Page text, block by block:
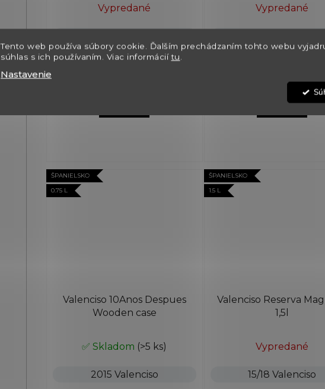
Tento web používa súbory cookie. Ďalším prechádzaním tohto webu
súhlas s ich používaním. Viac informácií tu.
Nastavenie
Vypredané Vypredané
DETAIL
ŠPANIELSKO
0.75 L
Valenciso 10Anos Despues
Wooden case
✅ Skladom (>5 ks)
2015 Valenciso
ŠPANIELSKO
1.5 L
Valenciso Reserva
1,5l
Vypredané
15/18 Valenciso